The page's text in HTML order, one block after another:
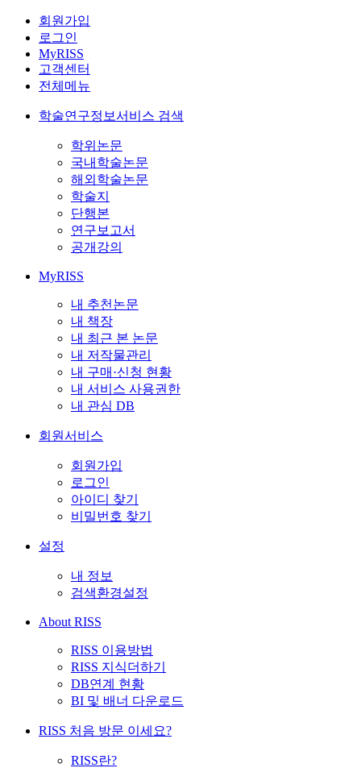
회원가입
로그인
MyRISS
고객센터
전체메뉴
학술연구정보서비스 검색
학위논문
국내학술논문
해외학술논문
학술지
단행본
연구보고서
공개강의
MyRISS
내 추천논문
내 책장
내 최근 본 논문
내 저작물관리
내 구매·신청 현황
내 서비스 사용권한
내 관심 DB
회원서비스
회원가입
로그인
아이디 찾기
비밀번호 찾기
설정
내 정보
검색환경설정
About RISS
RISS 이용방법
RISS 지식더하기
DB연계 현황
BI 및 배너 다운로드
RISS 처음 방문 이세요?
RISS란?